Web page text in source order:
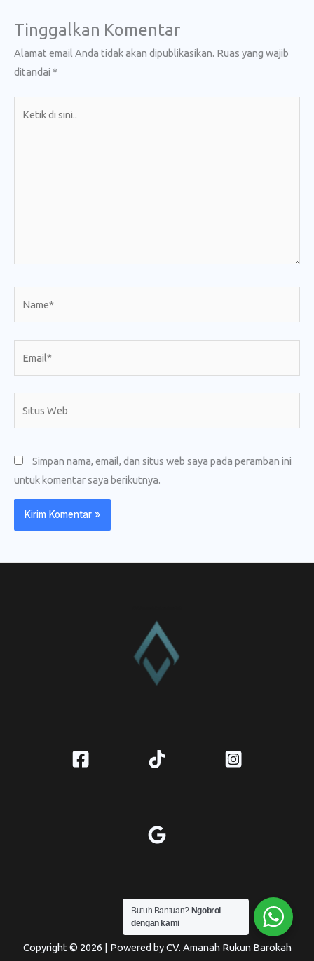
Tinggalkan Komentar
Alamat email Anda tidak akan dipublikasikan. Ruas yang wajib
ditandai *
Simpan nama, email, dan situs web saya pada peramban ini
untuk komentar saya berikutnya.
Copyright © 2026 | Powered by CV. Amanah Rukun Barokah
Butuh Bantuan? Ngobrol
dengan kami